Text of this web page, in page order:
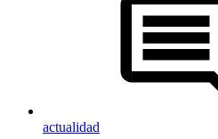
actualidad